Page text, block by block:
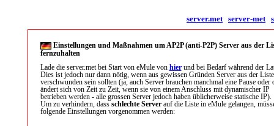
server.met server-met
Einstellungen und Maßnahmen um AP2P (anti-P2P) Server aus der
fernzuhalten
Lade die server.met bei Start von eMule von hierund bei Bedarf während der
Dies ist jedoch nur dann nötig, wenn aus gewissen Gründen Server aus der Liste
verschwunden sein sollten (ja, auch Server brauchen manchmal eine Pause oder
ändert sich von Zeit zu Zeit, wenn sie von einem Anschluss mit dynamischer IP
betrieben werden - alle grossen Server jedoch haben üblicherweise statische IP).
Um zu verhindern, dass schlechte Serverauf die Liste in eMule gelangen,
folgende Einstellungen vorgenommen werden: